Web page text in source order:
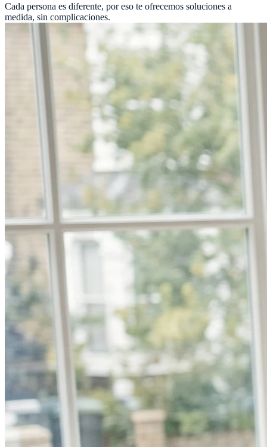
Cada persona es diferente, por eso te ofrecemos soluciones a
medida, sin complicaciones.